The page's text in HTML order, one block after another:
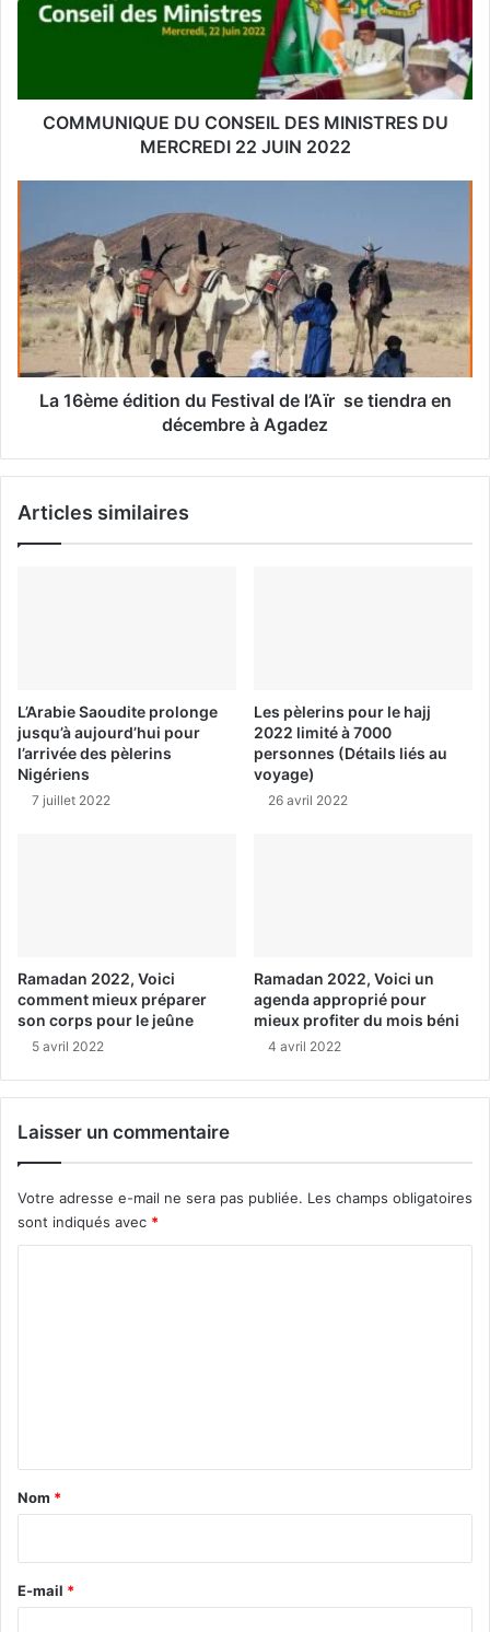
l
COMMUNIQUE DU CONSEIL DES MINISTRES DU
MERCREDI 22 JUIN 2022
La 16ème édition du Festival de l’Aïr se tiendra en
décembre à Agadez
Articles similaires
L’Arabie Saoudite prolonge
jusqu’à aujourd’hui pour
l’arrivée des pèlerins
Nigériens
7 juillet 2022
Les pèlerins pour le hajj
2022 limité à 7000
personnes (Détails liés au
voyage)
26 avril 2022
Ramadan 2022, Voici
comment mieux préparer
son corps pour le jeûne
5 avril 2022
Ramadan 2022, Voici un
agenda approprié pour
mieux profiter du mois béni
4 avril 2022
Laisser un commentaire
Votre adresse e-mail ne sera pas publiée. Les champs obligatoires
sont indiqués avec *
a
e
Nom *
E-mail *